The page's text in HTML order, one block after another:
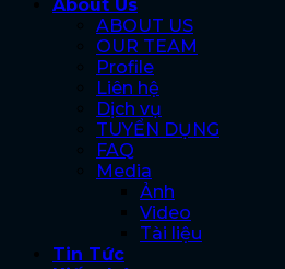
About Us
ABOUT US
OUR TEAM
Profile
Liên hệ
Dịch vụ
TUYỂN DỤNG
FAQ
Media
Ảnh
Video
Tài liệu
Tin Tức